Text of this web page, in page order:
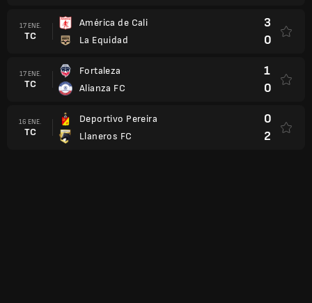
17 ENE.
TC
América de Cali
La Equidad
3
0
17 ENE.
TC
Fortaleza
Alianza FC
1
0
16 ENE.
TC
Deportivo Pereira
Llaneros FC
0
2